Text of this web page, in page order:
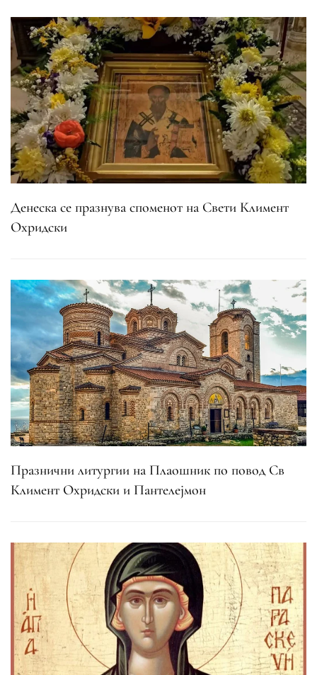
Денеска се празнува споменот на Свети Климент
Охридски
Празнични литургии на Плаошник по повод Св
Климент Охридски и Пантелејмон